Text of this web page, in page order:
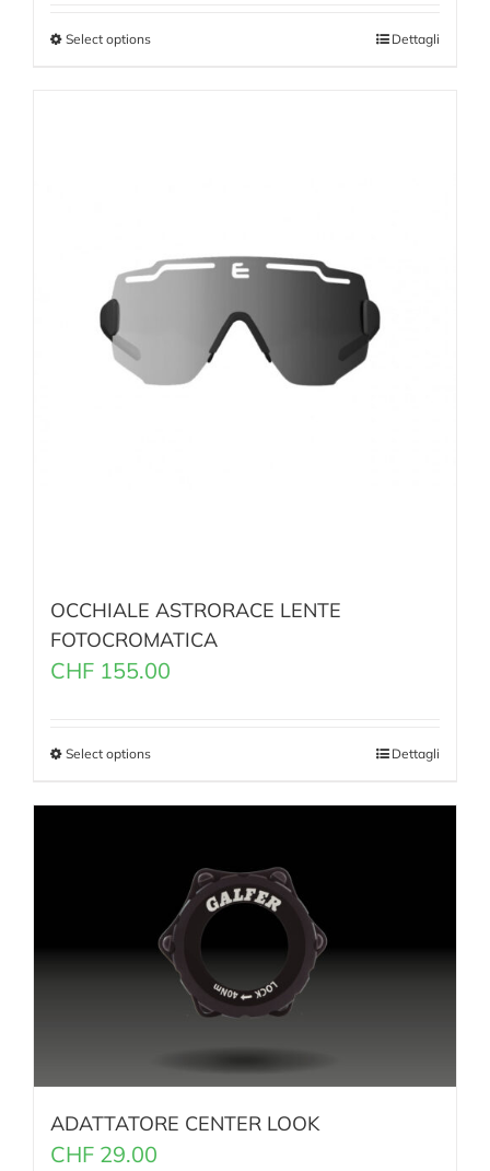
Select options Dettagli
OCCHIALE ASTRORACE LENTE
FOTOCROMATICA
CHF 155.00
Select options Dettagli
ADATTATORE CENTER LOOK
CHF 29.00